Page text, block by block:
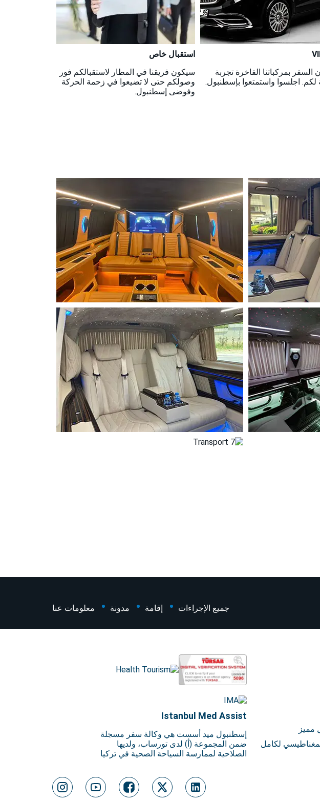
استقبال خاص
سيكون فريقنا في المطار لاستقبالكم فور
وصولكم حتى لا تضيعوا في زحمة الحركة
وفوضى إسطنبول.
السفر بمركباتنا الفاخرة تجربة
لكم. اجلسوا واستمتعوا بإسطنبول.
معلومات عنا مدونة إقامة جميع الإجراءات
Istanbul Med Assist
إسطنبول ميد أسست هي وكالة سفر مسجلة
ضمن المجموعة (أ) لدى تورساب، ولديها
الصلاحية لممارسة السياحة الصحية في تركيا
لكامل